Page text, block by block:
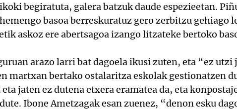
begiratuta, galera batzuk daude espezieetan.
basoa berreskuratuz gero zerbitzu gehiago
askoz ere abertsagoa izango litzateke bertoko
arazo larri bat dagoela ikusi zuten, eta “ez utzi
martxan bertako ostalaritza eskolak gestionatzen
jaten ez dutena etxera eramatea da, eta
Ibone Ametzagak esan zuenez, “denon esku